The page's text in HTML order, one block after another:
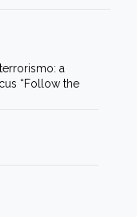
a
“Follow the